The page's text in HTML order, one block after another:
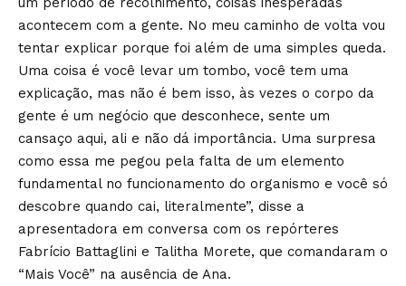
acontecem com a gente. No meu caminho de volta vou
tentar explicar porque foi além de uma simples queda.
Uma coisa é você levar um tombo, você tem uma
explicação, mas não é bem isso, às vezes o corpo da
gente é um negócio que desconhece, sente um
cansaço aqui, ali e não dá importância. Uma surpresa
como essa me pegou pela falta de um elemento
fundamental no funcionamento do organismo e você só
descobre quando cai, literalmente”, disse a
apresentadora em conversa com os repórteres
Fabrício Battaglini e Talitha Morete, que comandaram o
“Mais Você” na ausência de Ana.